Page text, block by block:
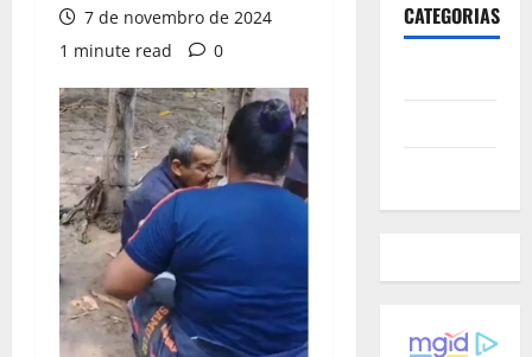
7 de novembro de 2024
1 minute read
0
CATEGORIAS